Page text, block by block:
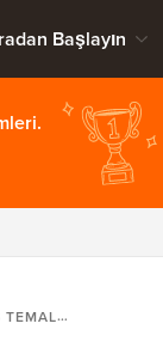
Başlayın
VERILERI NASIL EKLENIR